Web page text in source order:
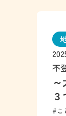
不
#こ